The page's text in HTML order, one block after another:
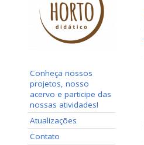
Conheça nossos
projetos, nosso
acervo e participe das
nossas atividades!
Atualizações
Contato